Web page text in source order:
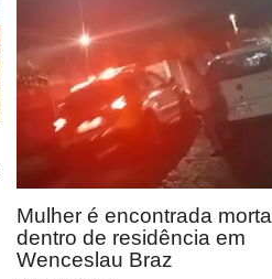
Mulher é encontrada morta
dentro de residência em
Wenceslau Braz